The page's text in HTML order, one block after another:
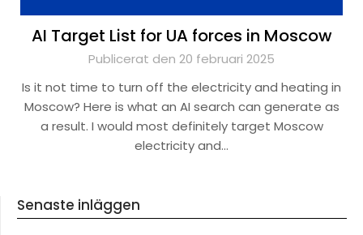
AI Target List for UA forces in Moscow
Publicerat den 20 februari 2025
Is it not time to turn off the electricity and heating in
Moscow? Here is what an AI search can generate as
a result. I would most definitely target Moscow
electricity and…
Senaste inläggen